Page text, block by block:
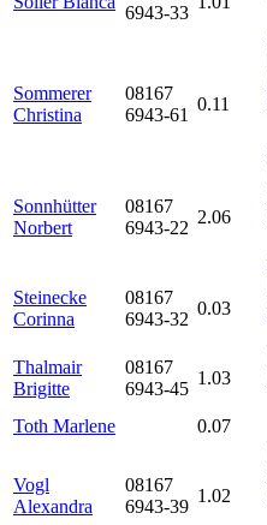
6943-33
Sommerer
Christina
08167
6943-61
0.11
Sonnhütter
Norbert
08167
6943-22
2.06
Steinecke
Corinna
08167
6943-32
0.03
Thalmair
Brigitte
08167
6943-45
1.03
Toth Marlene
0.07
Vogl
Alexandra
08167
6943-39
1.02